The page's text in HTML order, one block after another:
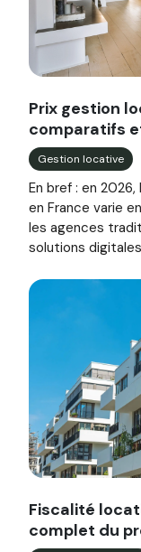
Image illustrant
Prix gestion
comparatifs
Gestion locative
En bref : en
en France varie
les agences
solutions
Image illustrant
Fiscalité
complet du